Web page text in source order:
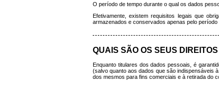
O período de tempo durante o qual os dados
Efetivamente, existem requisitos legais que
armazenados e conservados apenas pelo
QUAIS SÃO OS SEUS
Enquanto titulares dos dados pessoais, é
(salvo quanto aos dados que são indispensáveis
dos mesmos para fins comerciais e à retirada do